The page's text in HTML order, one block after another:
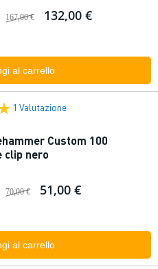
167,00 € 132,00 €
al carrello
1 Valutazione
Custom 100
clip nero
70,00 € 51,00 €
al carrello